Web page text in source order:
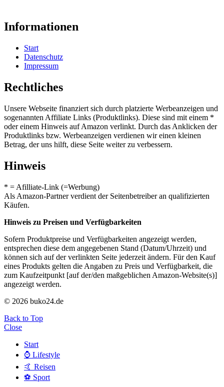
Informationen
Start
Datenschutz
Impressum
Rechtliches
Unsere Webseite finanziert sich durch platzierte Werbeanzeigen und
sogenannten Affiliate Links (Produktlinks). Diese sind mit einem *
oder einem Hinweis auf Amazon verlinkt. Durch das Anklicken der
Produktlinks bzw. Werbeanzeigen verdienen wir einen kleinen
Betrag, der uns hilft, diese Seite weiter zu verbessern.
Hinweis
* = Afilliate-Link (=Werbung)
Als Amazon-Partner verdient der Seitenbetreiber an qualifizierten
Käufen.
Hinweis zu Preisen und Verfügbarkeiten
Sofern Produktpreise und Verfügbarkeiten angezeigt werden,
entsprechen diese dem angegebenen Stand (Datum/Uhrzeit) und
können sich auf der verlinkten Seite jederzeit ändern. Für den Kauf
eines Produkts gelten die Angaben zu Preis und Verfügbarkeit, die
zum Kaufzeitpunkt [auf der/den maßgeblichen Amazon-Website(s)]
angezeigt werden.
© 2026 buko24.de
Back to Top
Close
Start
⌚️ Lifestyle
🤙 Reisen
⚽️ Sport